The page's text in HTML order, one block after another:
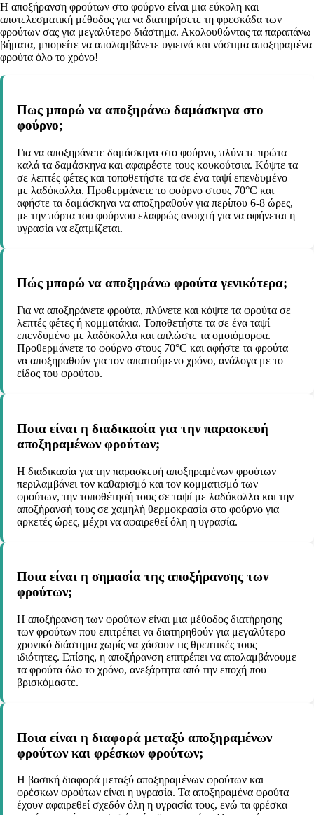
Η αποξήρανση φρούτων στο φούρνο είναι μια εύκολη και
αποτελεσματική μέθοδος για να διατηρήσετε τη φρεσκάδα των
φρούτων σας για μεγαλύτερο διάστημα. Ακολουθώντας τα παραπάνω
βήματα, μπορείτε να απολαμβάνετε υγιεινά και νόστιμα αποξηραμένα
φρούτα όλο το χρόνο!
Πως μπορώ να αποξηράνω δαμάσκηνα στο
φούρνο;
Για να αποξηράνετε δαμάσκηνα στο φούρνο, πλύνετε πρώτα
καλά τα δαμάσκηνα και αφαιρέστε τους κουκούτσια. Κόψτε τα
σε λεπτές φέτες και τοποθετήστε τα σε ένα ταψί επενδυμένο
με λαδόκολλα. Προθερμάνετε το φούρνο στους 70°C και
αφήστε τα δαμάσκηνα να αποξηραθούν για περίπου 6-8 ώρες,
με την πόρτα του φούρνου ελαφρώς ανοιχτή για να αφήνεται η
υγρασία να εξατμίζεται.
Πώς μπορώ να αποξηράνω φρούτα γενικότερα;
Για να αποξηράνετε φρούτα, πλύνετε και κόψτε τα φρούτα σε
λεπτές φέτες ή κομματάκια. Τοποθετήστε τα σε ένα ταψί
επενδυμένο με λαδόκολλα και απλώστε τα ομοιόμορφα.
Προθερμάνετε το φούρνο στους 70°C και αφήστε τα φρούτα
να αποξηραθούν για τον απαιτούμενο χρόνο, ανάλογα με το
είδος του φρούτου.
Ποια είναι η διαδικασία για την παρασκευή
αποξηραμένων φρούτων;
Η διαδικασία για την παρασκευή αποξηραμένων φρούτων
περιλαμβάνει τον καθαρισμό και τον κομματισμό των
φρούτων, την τοποθέτησή τους σε ταψί με λαδόκολλα και την
αποξήρανσή τους σε χαμηλή θερμοκρασία στο φούρνο για
αρκετές ώρες, μέχρι να αφαιρεθεί όλη η υγρασία.
Ποια είναι η σημασία της αποξήρανσης των
φρούτων;
Η αποξήρανση των φρούτων είναι μια μέθοδος διατήρησης
των φρούτων που επιτρέπει να διατηρηθούν για μεγαλύτερο
χρονικό διάστημα χωρίς να χάσουν τις θρεπτικές τους
ιδιότητες. Επίσης, η αποξήρανση επιτρέπει να απολαμβάνουμε
τα φρούτα όλο το χρόνο, ανεξάρτητα από την εποχή που
βρισκόμαστε.
Ποια είναι η διαφορά μεταξύ αποξηραμένων
φρούτων και φρέσκων φρούτων;
Η βασική διαφορά μεταξύ αποξηραμένων φρούτων και
φρέσκων φρούτων είναι η υγρασία. Τα αποξηραμένα φρούτα
έχουν αφαιρεθεί σχεδόν όλη η υγρασία τους, ενώ τα φρέσκα